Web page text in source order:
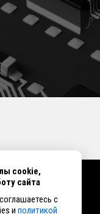
cookie,
сайта
с
и политикой